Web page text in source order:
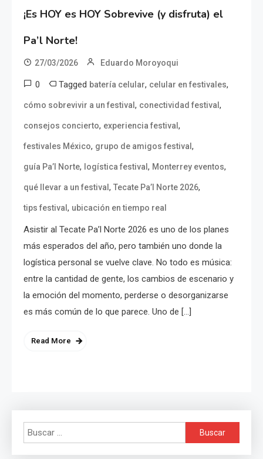
¡Es HOY es HOY Sobrevive (y disfruta) el
Pa’l Norte!
27/03/2026 Eduardo Moroyoqui
0 Tagged batería celular, celular en festivales,
cómo sobrevivir a un festival, conectividad festival,
consejos concierto, experiencia festival,
festivales México, grupo de amigos festival,
guía Pa’l Norte, logística festival, Monterrey eventos,
qué llevar a un festival, Tecate Pa’l Norte 2026,
tips festival, ubicación en tiempo real
Asistir al Tecate Pa’l Norte 2026 es uno de los planes
más esperados del año, pero también uno donde la
logística personal se vuelve clave. No todo es música:
entre la cantidad de gente, los cambios de escenario y
la emoción del momento, perderse o desorganizarse
es más común de lo que parece. Uno de […]
Read More
Buscar: